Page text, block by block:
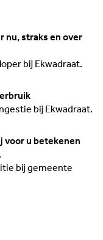
nu, straks en over
bij Ekwadraat.
bij Ekwadraat.
voor u betekenen
bij gemeente